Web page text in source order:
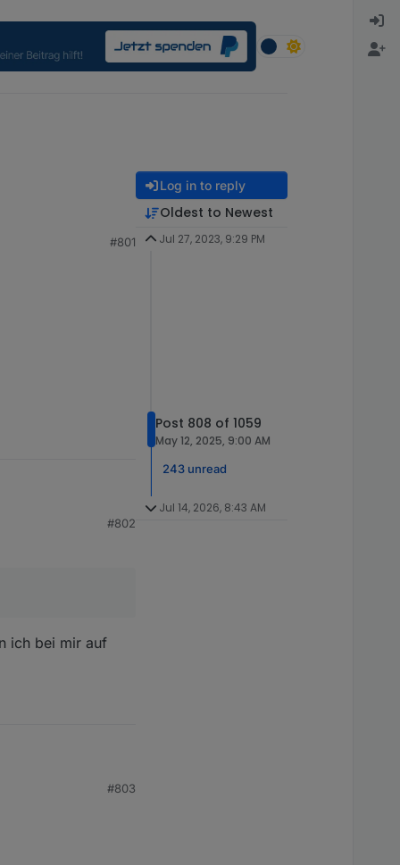
#801
#802
ich bei mir auf
#803
Log in to reply
Oldest to Newest
Jul 27, 2023, 9:29 PM
Post 808 of 1059
May 12, 2025, 9:00 AM
243 unread
Jul 14, 2026, 8:43 AM